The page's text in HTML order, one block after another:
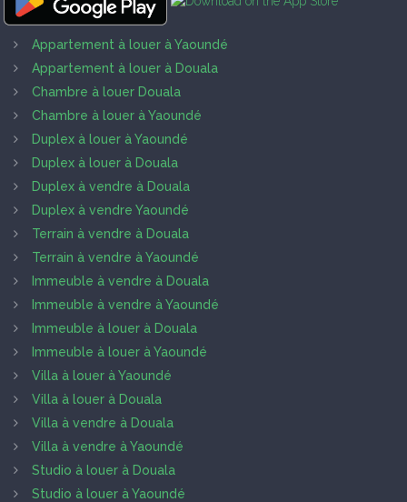
Appartement à louer à Yaoundé
Appartement à louer à Douala
Chambre à louer Douala
Chambre à louer à Yaoundé
Duplex à louer à Yaoundé
Duplex à louer à Douala
Duplex à vendre à Douala
Duplex à vendre Yaoundé
Terrain à vendre à Douala
Terrain à vendre à Yaoundé
Immeuble à vendre à Douala
Immeuble à vendre à Yaoundé
Immeuble à louer à Douala
Immeuble à louer à Yaoundé
Villa à louer à Yaoundé
Villa à louer à Douala
Villa à vendre à Douala
Villa à vendre à Yaoundé
Studio à louer à Douala
Studio à louer à Yaoundé